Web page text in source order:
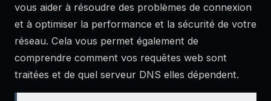
vous aider à résoudre des problèmes de connexion
et à optimiser la performance et la sécurité de votre
réseau. Cela vous permet également de
comprendre comment vos requêtes web sont
traitées et de quel serveur DNS elles dépendent.